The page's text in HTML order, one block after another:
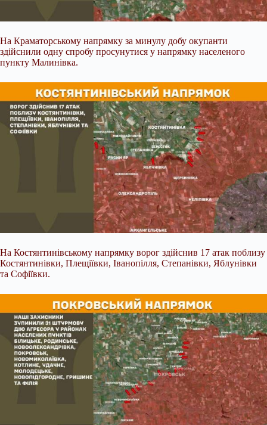
На Краматорському напрямку за минулу добу окупанти
здійснили одну спробу просунутися у напрямку населеного
пункту Малинівка.
На Костянтинівському напрямку ворог здійснив 17 атак поблизу
Костянтинівки, Плещіївки, Іванопілля, Степанівки, Яблунівки
та Софіївки.